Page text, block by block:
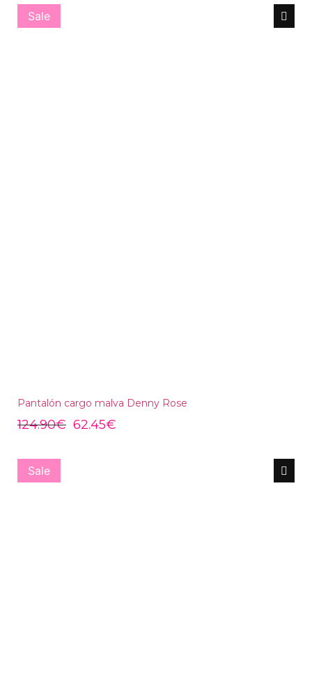
Sale
Pantalón cargo malva Denny Rose
124.90€ 62.45€
Sale